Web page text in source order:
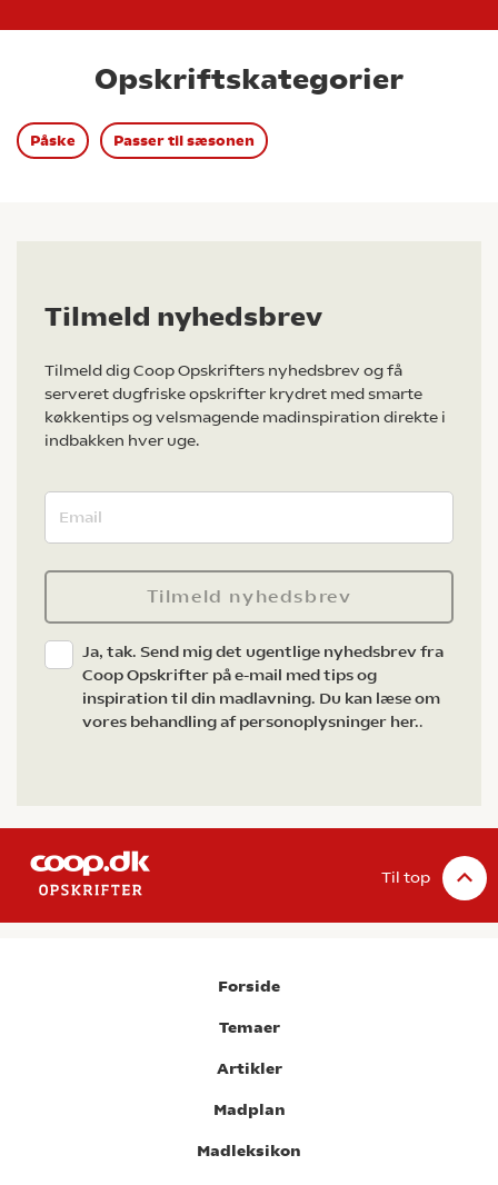
Opskriftskategorier
Påske Passer til sæsonen
Tilmeld nyhedsbrev
Tilmeld dig Coop Opskrifters nyhedsbrev og få
serveret dugfriske opskrifter krydret med smarte
køkkentips og velsmagende madinspiration direkte i
indbakken hver uge.
Tilmeld nyhedsbrev
Ja, tak. Send mig det ugentlige nyhedsbrev fra
Coop Opskrifter på e-mail med tips og
inspiration til din madlavning. Du kan læse om
vores behandling af personoplysninger her..
Til top
Forside
Temaer
Artikler
Madplan
Madleksikon